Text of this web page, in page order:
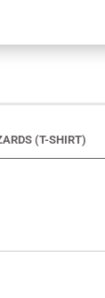
(T-SHIRT)